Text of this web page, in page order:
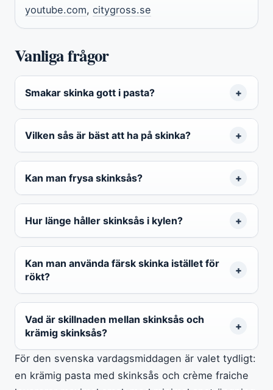
youtube.com, citygross.se
Vanliga frågor
Smakar skinka gott i pasta?
Vilken sås är bäst att ha på skinka?
Kan man frysa skinksås?
Hur länge håller skinksås i kylen?
Kan man använda färsk skinka istället för
rökt?
Vad är skillnaden mellan skinksås och
krämig skinksås?
För den svenska vardagsmiddagen är valet tydligt:
en krämig pasta med skinksås och crème fraiche